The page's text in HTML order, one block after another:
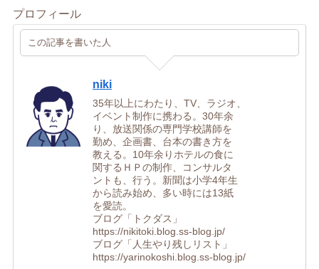
プロフィール
この記事を書いた人
niki
35年以上にわたり、TV、ラジオ、
イベント制作に携わる。30年余
り、放送関係の専門学校講師を
勤め、企画書、台本の書き方を
教える。10年余りホテルの食に
関するＨＰの制作、コンサルタ
ントも、行う。新聞は小学4年生
から読み始め、多い時には13紙
を愛読。
ブログ「トクダス」
https://nikitoki.blog.ss-blog.jp/
ブログ「人生やり残しリスト」
https://yarinokoshi.blog.ss-blog.jp/